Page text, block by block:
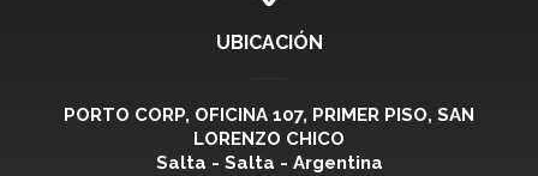
UBICACIÓN
PORTO CORP, OFICINA 107, PRIMER PISO, SAN
LORENZO CHICO
Salta - Salta - Argentina